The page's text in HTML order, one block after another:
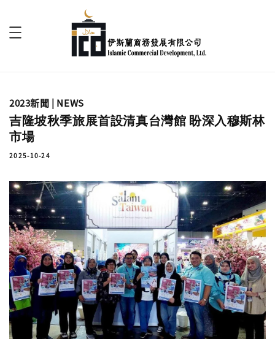
2023新聞 | NEWS
吉隆坡秋季旅展首設清真台灣館 盼深入穆斯林
市場
2025-10-24